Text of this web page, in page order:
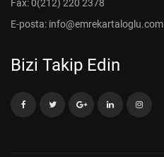
Fax: 0(212) 220 2378
E-posta: info@emrekartaloglu.com
Bizi Takip Edin